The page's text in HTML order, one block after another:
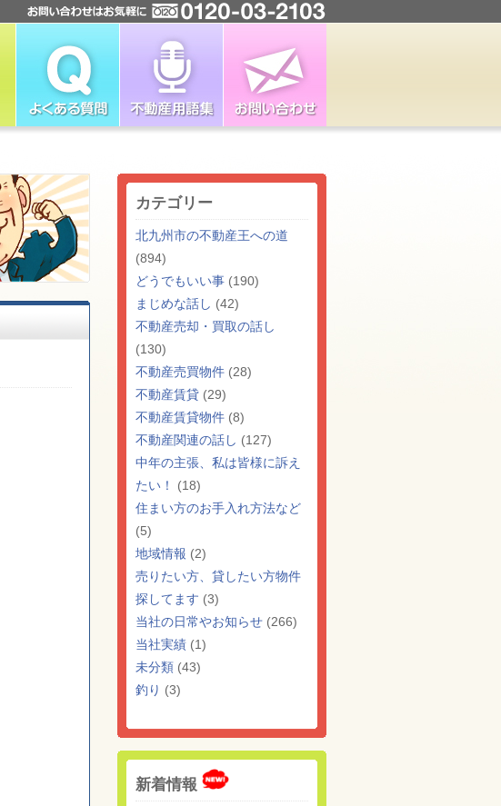
カテゴリー
北九州市の不動産王への道
(894)
どうでもいい事 (190)
まじめな話し (42)
不動産売却・買取の話し
(130)
不動産売買物件 (28)
不動産賃貸 (29)
不動産賃貸物件 (8)
不動産関連の話し (127)
中年の主張、私は皆様に訴え
たい！
(18)
住まい方のお手入れ方法など
(5)
地域情報 (2)
売りたい方、貸したい方物件
探してます (3)
当社の日常やお知らせ (266)
当社実績 (1)
未分類 (43)
釣り (3)
新着情報